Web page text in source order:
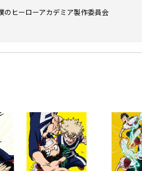
ヒーローアカデミア製作委員会